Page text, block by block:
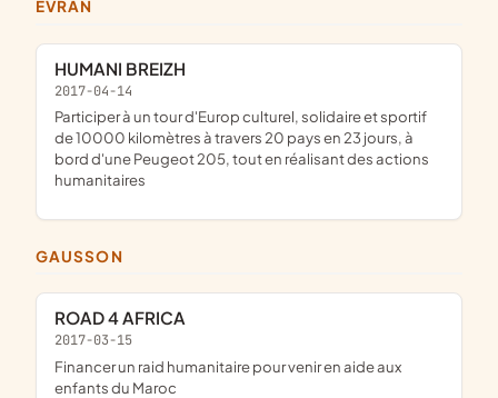
ÉVRAN
HUMANI BREIZH
2017-04-14
participer à un tour d'Europ culturel, solidaire et sportif
de 10000 kilomètres à travers 20 pays en 23 jours, à
bord d'une Peugeot 205, tout en réalisant des actions
humanitaires
GAUSSON
ROAD 4 AFRICA
2017-03-15
financer un raid humanitaire pour venir en aide aux
enfants du Maroc